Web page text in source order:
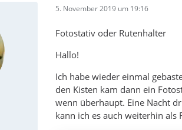
5. November 2019 um 19:16
Fotostativ oder Rutenhalter
Hallo!
Ich habe wieder einmal
den Kisten kam dann ein
wenn überhaupt. Eine Nacht
kann ich es auch weiterhin als